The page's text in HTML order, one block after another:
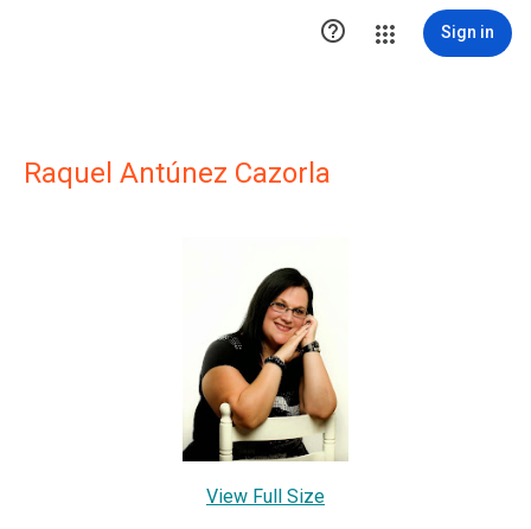
 Sign in
Raquel Antúnez Cazorla
View Full Size